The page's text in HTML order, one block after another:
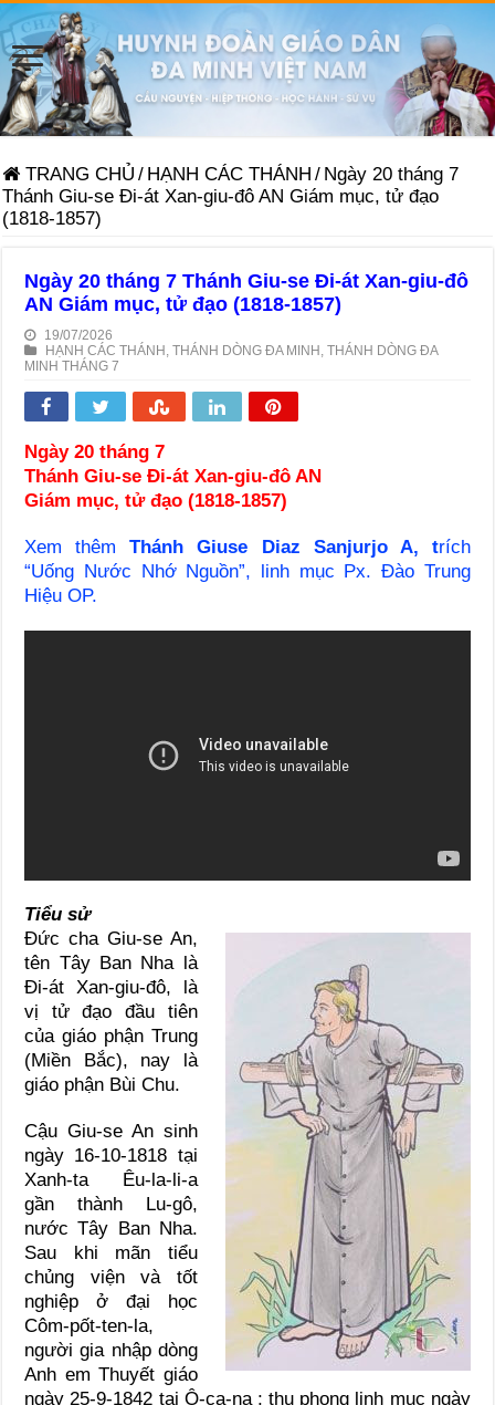
TRANG CHỦ / HẠNH CÁC THÁNH / Ngày 20 tháng 7
Thánh Giu-se Ði-át Xan-giu-đô AN Giám mục, tử đạo
(1818-1857)
Ngày 20 tháng 7 Thánh Giu-se Ði-át Xan-giu-đô
AN Giám mục, tử đạo (1818-1857)
19/07/2026
HẠNH CÁC THÁNH ,THÁNH DÒNG ĐA MINH ,THÁNH DÒNG ĐA
MINH THÁNG 7
Ngày 20 tháng 7
Thánh Giu-se Ði-át Xan-giu-đô AN
Giám mục, tử đạo (1818-1857)
Xem thêmThánh Giuse Diaz Sanjurjo A, trích
“Uống Nước Nhớ Nguồn”, linh mục Px. Đào Trung
Hiệu OP.
Tiểu sử
Ðức cha Giu-se An,
tên Tây Ban Nha là
Ði-át Xan-giu-đô, là
vị tử đạo đầu tiên
của giáo phận Trung
(Miền Bắc), nay là
giáo phận Bùi Chu.
Cậu Giu-se An sinh
ngày 16-10-1818 tại
Xanh-ta Êu-la-li-a
gần thành Lu-gô,
nước Tây Ban Nha.
Sau khi mãn tiểu
chủng viện và tốt
nghiệp ở đại học
Côm-pốt-ten-la,
người gia nhập dòng
Anh em Thuyết giáo
ngày 25-9-1842 tại Ô-ca-na ; thụ phong linh mục ngày